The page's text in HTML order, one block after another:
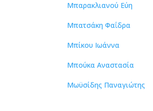
Μπαρακλιανού Εύη
Μπατσάκη Φαΐδρα
Μπίκου Ιωάννα
Μπούκα Αναστασία
Μωϋσίδης Παναγιώτης